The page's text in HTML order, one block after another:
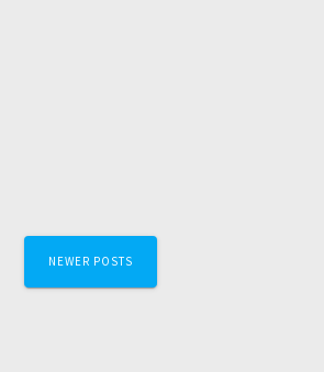
Posts
navigation
NEWER POSTS